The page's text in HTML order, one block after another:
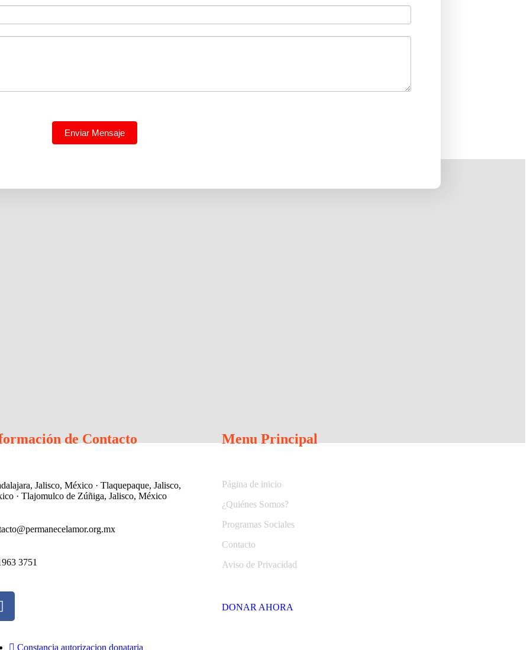
Enviar Mensaje
de Contacto
Jalisco, México · Tlaquepaque, Jalisco,
· Tlajomulco de Zúñiga, Jalisco, México
3751
Constancia autorizacion donataria
Menu Principal
Página de inicio
¿Quiénes Somos?
Programas Sociales
Contacto
Aviso de Privacidad
DONAR AHORA